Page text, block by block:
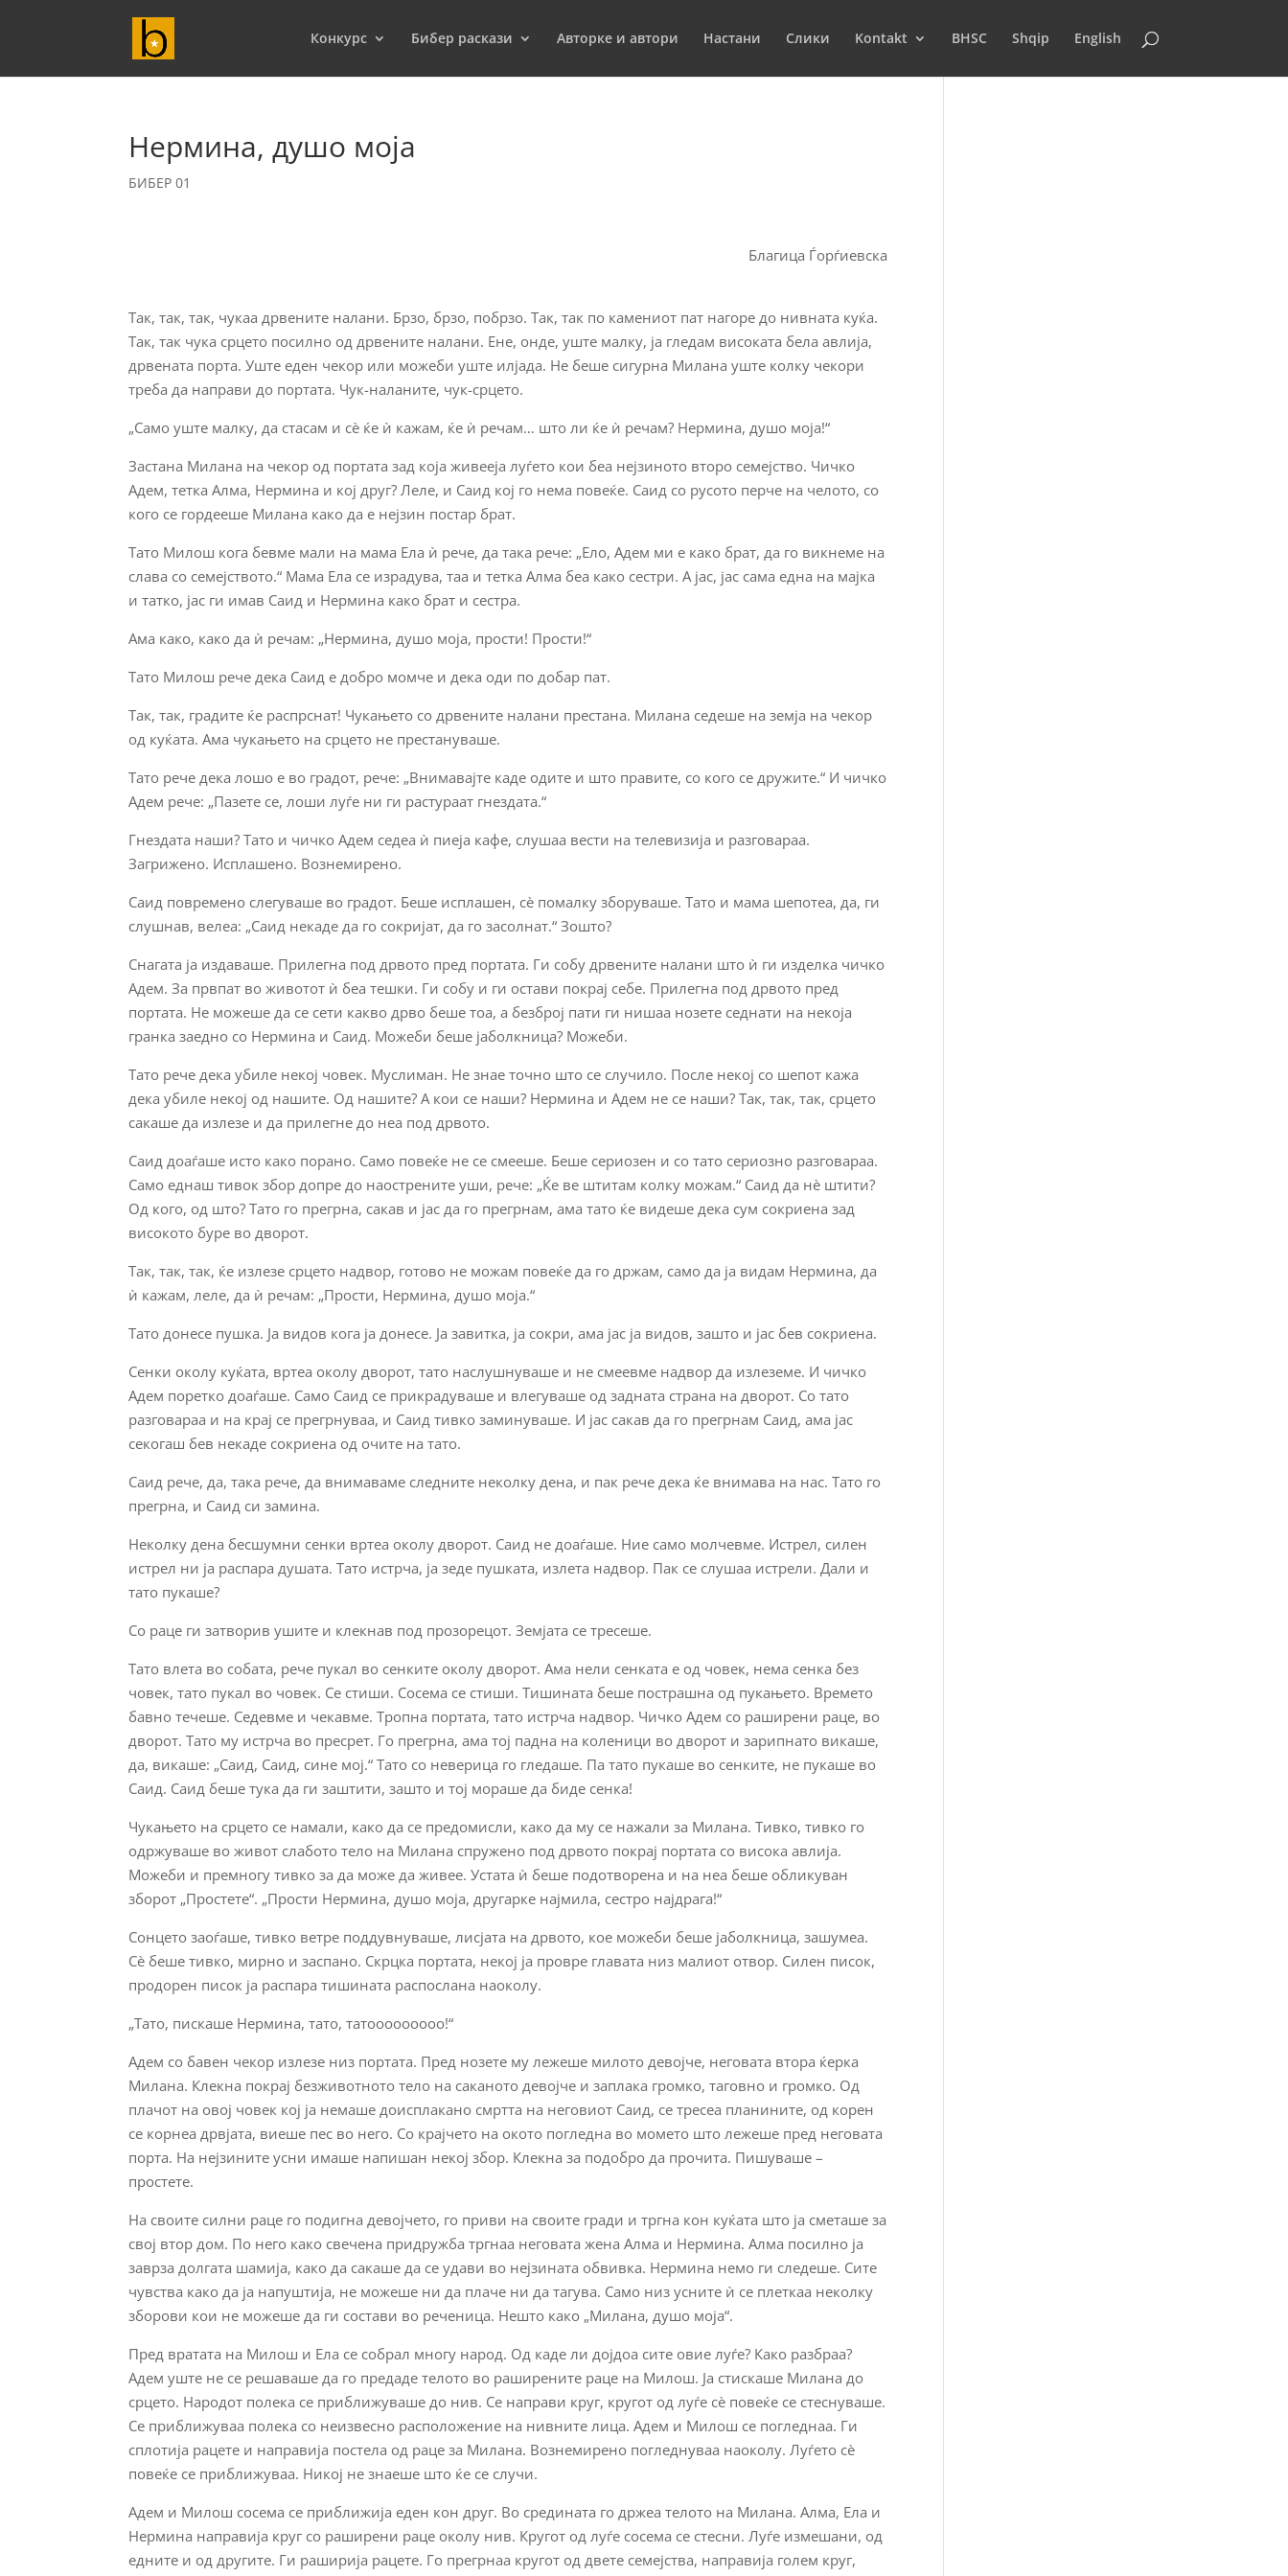
Конкурс Бибер раскази Aвторкe и автори Настани Слики Kontakt BHSC Shqip English
Нермина, душо моја
БИБЕР 01
Благица Ѓорѓиевска
Так, так, так, чукаа дрвените налани. Брзо, брзо, побрзо. Так, так по камениот пат нагоре до нивната куќа.
Так, так чука срцето посилно од дрвените налани. Ене, онде, уште малку, ја гледам високата бела авлија,
дрвената порта. Уште еден чекор или можеби уште илјада. Не беше сигурна Милана уште колку чекори
треба да направи до портата. Чук-наланите, чук-срцето.
„Само уште малку, да стасам и сè ќе ѝ кажам, ќе ѝ речам… што ли ќе ѝ речам? Нермина, душо моја!“
Застана Милана на чекор од портата зад која живееја луѓето кои беа нејзиното второ семејство. Чичко
Адем, тетка Алма, Нермина и кој друг? Леле, и Саид кој го нема повеќе. Саид со русото перче на челото, со
кого се гордееше Милана како да е нејзин постар брат.
Тато Милош кога бевме мали на мама Ела ѝ рече, да така рече: „Ело, Адем ми е како брат, да го викнеме на
слава со семејството.“ Мама Ела се израдува, таа и тетка Алма беа како сестри. А јас, јас сама една на мајка
и татко, јас ги имав Саид и Нермина како брат и сестра.
Ама како, како да ѝ речам: „Нермина, душо моја, прости! Прости!“
Тато Милош рече дека Саид е добро момче и дека оди по добар пат.
Так, так, градите ќе распрснат! Чукањето со дрвените налани престана. Милана седеше на земја на чекор
од куќата. Ама чукањето на срцето не престануваше.
Тато рече дека лошо е во градот, рече: „Внимавајте каде одите и што правите, со кого се дружите.“ И чичко
Адем рече: „Пазете се, лоши луѓе ни ги растураат гнездата.“
Гнездата наши? Тато и чичко Адем седеа ѝ пиеја кафе, слушаа вести на телевизија и разговараа.
Загрижено. Исплашено. Вознемирено.
Саид повремено слегуваше во градот. Беше исплашен, сè помалку зборуваше. Тато и мама шепотеа, да, ги
слушнав, велеа: „Саид некаде да го сокријат, да го засолнат.“ Зошто?
Снагата ја издаваше. Прилегна под дрвото пред портата. Ги собу дрвените налани што ѝ ги изделка чичко
Адем. За првпат во животот ѝ беа тешки. Ги собу и ги остави покрај себе. Прилегна под дрвото пред
портата. Не можеше да се сети какво дрво беше тоа, а безброј пати ги нишаа нозете седнати на некоја
гранка заедно со Нермина и Саид. Можеби беше јаболкница? Можеби.
Тато рече дека убиле некој човек. Муслиман. Не знае точно што се случило. После некој со шепот кажа
дека убиле некој од нашите. Од нашите? А кои се наши? Нермина и Адем не се наши? Так, так, так, срцето
сакаше да излезе и да прилегне до неа под дрвото.
Саид доаѓаше исто како порано. Само повеќе не се смееше. Беше сериозен и со тато сериозно разговараа.
Само еднаш тивок збор допре до наострените уши, рече: „Ќе ве штитам колку можам.“ Саид да нè штити?
Од кого, од што? Тато го прегрна, сакав и јас да го прегрнам, ама тато ќе видеше дека сум сокриена зад
високото буре во дворот.
Так, так, так, ќе излезе срцето надвор, готово не можам повеќе да го држам, само да ја видам Нермина, да
ѝ кажам, леле, да ѝ речам: „Прости, Нермина, душо моја.“
Тато донесе пушка. Ја видов кога ја донесе. Ја завитка, ја сокри, ама јас ја видов, зашто и јас бев сокриена.
Сенки околу куќата, вртеа околу дворот, тато наслушнуваше и не смеевме надвор да излеземе. И чичко
Адем поретко доаѓаше. Само Саид се прикрадуваше и влегуваше од задната страна на дворот. Со тато
разговараа и на крај се прегрнуваа, и Саид тивко заминуваше. И јас сакав да го прегрнам Саид, ама јас
секогаш бев некаде сокриена од очите на тато.
Саид рече, да, така рече, да внимаваме следните неколку дена, и пак рече дека ќе внимава на нас. Тато го
прегрна, и Саид си замина.
Неколку дена бесшумни сенки вртеа околу дворот. Саид не доаѓаше. Ние само молчевме. Истрел, силен
истрел ни ја распара душата. Тато истрча, ја зеде пушката, излета надвор. Пак се слушаа истрели. Дали и
тато пукаше?
Со раце ги затворив ушите и клекнав под прозорецот. Земјата се тресеше.
Тато влета во собата, рече пукал во сенките околу дворот. Ама нели сенката е од човек, нема сенка без
човек, тато пукал во човек. Се стиши. Сосема се стиши. Тишината беше пострашна од пукањето. Времето
бавно течеше. Седевме и чекавме. Тропна портата, тато истрча надвор. Чичко Адем со раширени раце, во
дворот. Тато му истрча во пресрет. Го прегрна, ама тој падна на коленици во дворот и зарипнато викаше,
да, викаше: „Саид, Саид, сине мој.“ Тато со неверица го гледаше. Па тато пукаше во сенките, не пукаше во
Саид. Саид беше тука да ги заштити, зашто и тој мораше да биде сенка!
Чукањето на срцето се намали, како да се предомисли, како да му се нажали за Милана. Тивко, тивко го
одржуваше во живот слабото тело на Милана спружено под дрвото покрај портата со висока авлија.
Можеби и премногу тивко за да може да живее. Устата ѝ беше подотворена и на неа беше обликуван
зборот „Простете“. „Прости Нермина, душо моја, другарке најмила, сестро најдрага!“
Сонцето заоѓаше, тивко ветре поддувнуваше, лисјата на дрвото, кое можеби беше јаболкница, зашумеа.
Сè беше тивко, мирно и заспано. Скрцка портата, некој ја провре главата низ малиот отвор. Силен писок,
продорен писок ја распара тишината распослана наоколу.
„Тато, пискаше Нермина, тато, татооооооооо!“
Адем со бавен чекор излезе низ портата. Пред нозете му лежеше милото девојче, неговата втора ќерка
Милана. Клекна покрај безживотното тело на саканото девојче и заплака громко, таговно и громко. Од
плачот на овој човек кој ја немаше доисплакано смртта на неговиот Саид, се тресеа планините, од корен
се корнеа дрвјата, виеше пес во него. Со крајчето на окото погледна во момето што лежеше пред неговата
порта. На нејзините усни имаше напишан некој збор. Клекна за подобро да прочита. Пишуваше –
простете.
На своите силни раце го подигна девојчето, го приви на своите гради и тргна кон куќата што ја сметаше за
свој втор дом. По него како свечена придружба тргнаа неговата жена Алма и Нермина. Алма посилно ја
заврза долгата шамија, како да сакаше да се удави во нејзината обвивка. Нермина немо ги следеше. Сите
чувства како да ја напуштија, не можеше ни да плаче ни да тагува. Само низ усните ѝ се плеткаа неколку
зборови кои не можеше да ги состави во реченица. Нешто како „Милана, душо моја“.
Пред вратата на Милош и Ела се собрал многу народ. Од каде ли дојдоа сите овие луѓе? Како разбраа?
Адем уште не се решаваше да го предаде телото во раширените раце на Милош. Ја стискаше Милана до
срцето. Народот полека се приближуваше до нив. Се направи круг, кругот од луѓе сè повеќе се стеснуваше.
Се приближуваа полека со неизвесно расположение на нивните лица. Адем и Милош се погледнаа. Ги
сплотија рацете и направија постела од раце за Милана. Вознемирено погледнуваа наоколу. Луѓето сè
повеќе се приближуваа. Никој не знаеше што ќе се случи.
Адем и Милош сосема се приближија еден кон друг. Во средината го држеа телото на Милана. Алма, Ела и
Нермина направија круг со раширени раце околу нив. Кругот од луѓе сосема се стесни. Луѓе измешани, од
едните и од другите. Ги раширија рацете. Го прегрнаа кругот од двете семејства, направија голем круг,